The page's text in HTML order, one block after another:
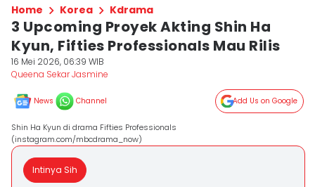
Home Korea Kdrama
3 Upcoming Proyek Akting Shin Ha
Kyun, Fifties Professionals Mau Rilis
16 Mei 2026, 06:39 WIB
Queena Sekar Jasmine
News Channel Add Us on Google
Shin Ha Kyun di drama Fifties Professionals
(instagram.com/mbcdrama_now)
Intinya Sih